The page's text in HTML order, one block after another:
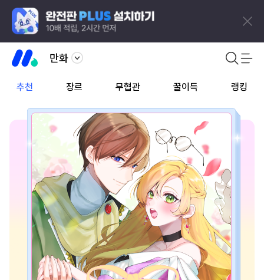
만화
추천 장르 무협관 꿀이득 랭킹